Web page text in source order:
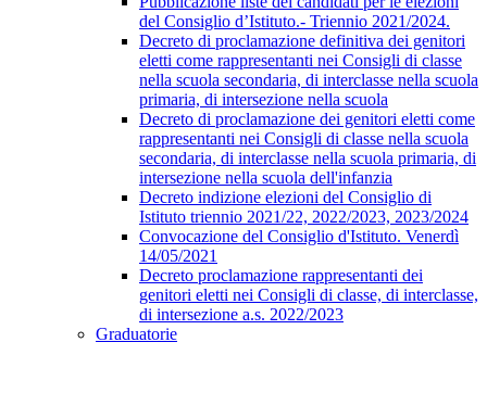
del Consiglio d’Istituto.- Triennio 2021/2024.
Decreto di proclamazione definitiva dei genitori
eletti come rappresentanti nei Consigli di classe
nella scuola secondaria, di interclasse nella scuola
primaria, di intersezione nella scuola
Decreto di proclamazione dei genitori eletti come
rappresentanti nei Consigli di classe nella scuola
secondaria, di interclasse nella scuola primaria, di
intersezione nella scuola dell'infanzia
Decreto indizione elezioni del Consiglio di
Istituto triennio 2021/22, 2022/2023, 2023/2024
Convocazione del Consiglio d'Istituto. Venerdì
14/05/2021
Decreto proclamazione rappresentanti dei
genitori eletti nei Consigli di classe, di interclasse,
di intersezione a.s. 2022/2023
Graduatorie